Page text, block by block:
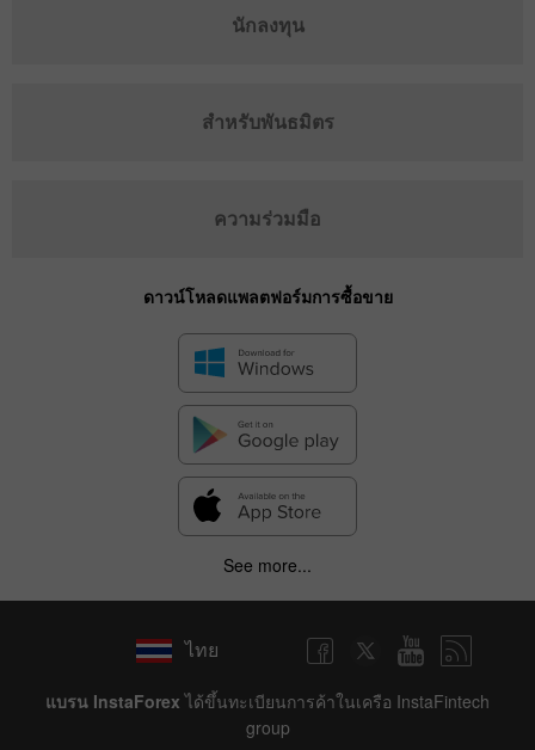
นักลงทุน
สำหรับพันธมิตร
ความร่วมมือ
ดาวน์โหลดแพลตฟอร์มการซื้อขาย
See more...
ไทย
แบรน InstaForex ได้ขึ้นทะเบียนการค้าในเครือ InstaFintech
group